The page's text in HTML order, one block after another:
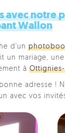
avec notre
Wallon
d'un
un mariage,
à
adresse !
avec vos